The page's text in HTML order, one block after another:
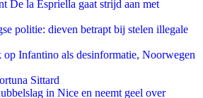
De la Espriella gaat strijd aan met
politie: dieven betrapt bij stelen illegale
Infantino als desinformatie, Noorwegen
Sittard
in Nice en neemt geel over